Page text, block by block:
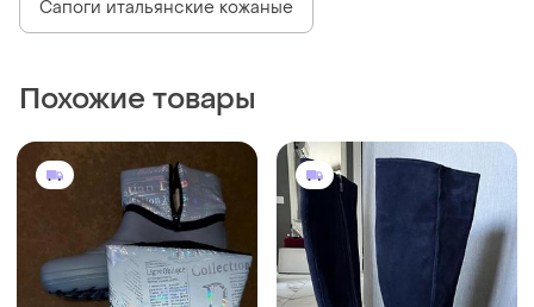
Сапоги итальянские кожаные
Похожие товары